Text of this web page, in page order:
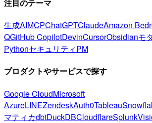
注目のテーマ
生成AIMCPChatGPTClaudeAmazon
QGitHub CopilotDevinCursorObsidianモ
PythonセキュリティPM
プロダクトやサービスで探す
Google CloudMicrosoft
AzureLINEZendeskAuth0Tableau
マティカdbtDuckDBCloudflareSplunk